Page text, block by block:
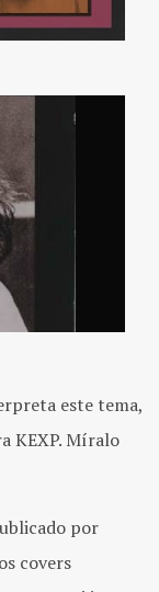
este tema,
KEXP. Míralo
por
covers